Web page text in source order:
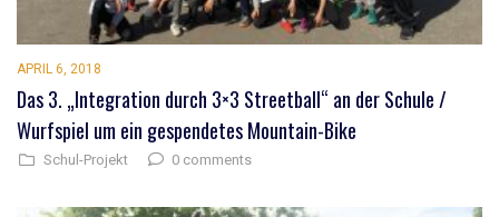
APRIL 6, 2018
Das 3. „Integration durch 3×3 Streetball“ an der Schule /
Wurfspiel um ein gespendetes Mountain-Bike
Schul-Projekt 0 comments